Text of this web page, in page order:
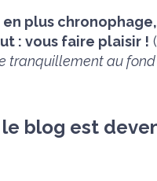
plus chronophage,
: vous faire plaisir !
tranquillement au fond
le blog est